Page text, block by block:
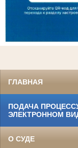
ГЛАВНАЯ
ПОДАЧА
ЭЛЕКТРОННОМ
О СУДЕ